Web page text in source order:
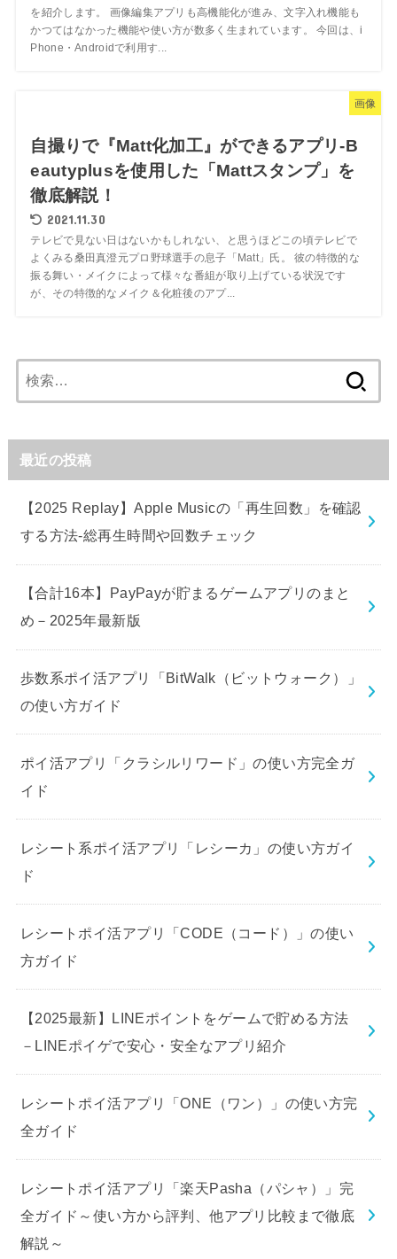
を紹介します。 画像編集アプリも高機能化が進み、文字入れ機能も
かつてはなかった機能や使い方が数多く生まれています。 今回は、i
Phone・Androidで利用す...
画像
自撮りで『Matt化加工』ができるアプリ-B
eautyplusを使用した「Mattスタンプ」を
徹底解説！
2021.11.30
テレビで見ない日はないかもしれない、と思うほどこの頃テレビで
よくみる桑田真澄元プロ野球選手の息子「Matt」氏。 彼の特徴的な
振る舞い・メイクによって様々な番組が取り上げている状況です
が、その特徴的なメイク＆化粧後のアプ...
索:
最近の投稿
【2025 Replay】Apple Musicの「再生回数」を確認
する方法-総再生時間や回数チェック
【合計16本】PayPayが貯まるゲームアプリのまと
め－2025年最新版
歩数系ポイ活アプリ「BitWalk（ビットウォーク）」
の使い方ガイド
ポイ活アプリ「クラシルリワード」の使い方完全ガ
イド
レシート系ポイ活アプリ「レシーカ」の使い方ガイ
ド
レシートポイ活アプリ「CODE（コード）」の使い
方ガイド
【2025最新】LINEポイントをゲームで貯める方法
－LINEポイゲで安心・安全なアプリ紹介
レシートポイ活アプリ「ONE（ワン）」の使い方完
全ガイド
レシートポイ活アプリ「楽天Pasha（パシャ）」完
全ガイド～使い方から評判、他アプリ比較まで徹底
解説～